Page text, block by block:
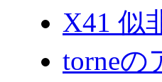
X41 似
torneの